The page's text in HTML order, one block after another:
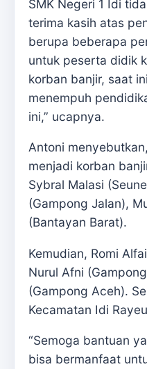
SMK Negeri 1 Idi
terima kasih atas
berupa beberapa
untuk peserta didik
korban banjir, saat
menempuh
ini,” ucapnya.
Antoni
menjadi korban
Sybral Malasi
(Gampong Jalan),
(Bantayan Barat).
Kemudian, Romi
Nurul Afni
(Gampong Aceh).
Kecamatan Idi
“Semoga bantuan
bisa bermanfaat